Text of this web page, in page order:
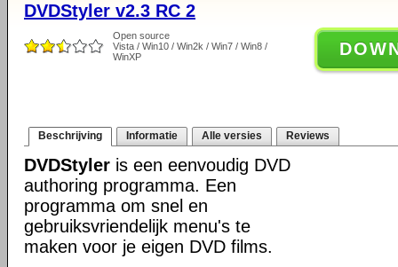
DVDStyler v2.3 RC 2
Open source
Vista / Win10 / Win2k / Win7 / Win8 /
WinXP
Beschrijving Informatie Alle versies Reviews
DVDStyler is een eenvoudig DVD
authoring programma. Een
programma om snel en
gebruiksvriendelijk menu's te
maken voor je eigen DVD films.